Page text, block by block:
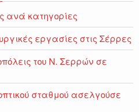
ανά κατηγορίες
εργασίες στις Σέρρες
του Ν. Σερρών σε
σταθμού ασελγούσε